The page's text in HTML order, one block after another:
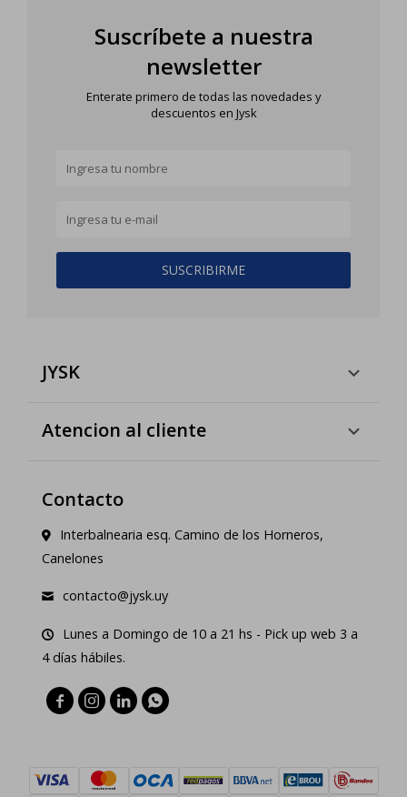
Suscríbete a nuestra
newsletter
Enterate primero de todas las novedades y
descuentos en Jysk
SUSCRIBIRME
JYSK
Atencion al cliente
Contacto
Interbalnearia esq. Camino de los Horneros,
Canelones
contacto@jysk.uy
Lunes a Domingo de 10 a 21 hs - Pick up web 3 a
4 días hábiles.
   